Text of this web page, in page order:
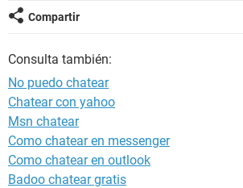
Compartir
Consulta también:
No puedo chatear
Chatear con yahoo
Msn chatear
Como chatear en messenger
Como chatear en outlook
Badoo chatear gratis